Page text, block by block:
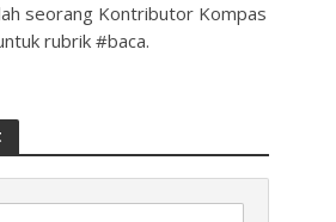
seorang Kontributor Kompas
rubrik #baca.